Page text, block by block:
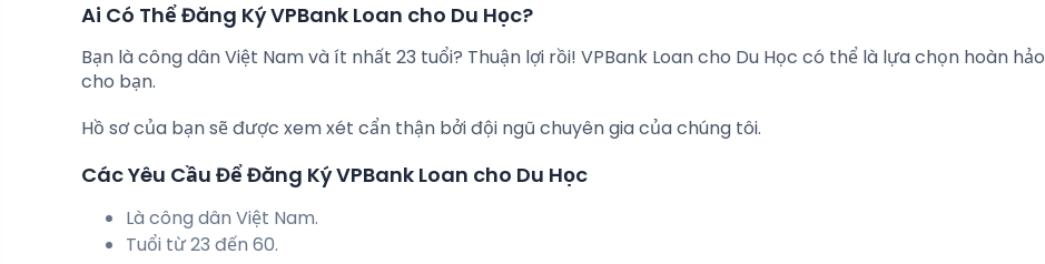
Ai Có Thể Đăng Ký VPBank Loan cho Du Học?
Bạn là công dân Việt Nam và ít nhất 23 tuổi? Thuận lợi rồi! VPBank Loan cho Du Học có thể là lựa chọn hoàn hảo
cho bạn.
Hồ sơ của bạn sẽ được xem xét cẩn thận bởi đội ngũ chuyên gia của chúng tôi.
Các Yêu Cầu Để Đăng Ký VPBank Loan cho Du Học
Là công dân Việt Nam.
Tuổi từ 23 đến 60.